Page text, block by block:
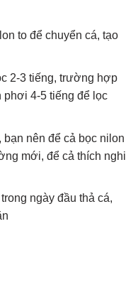
to để chuyển cá, tạo
2-3 tiếng, trường hợp
phơi 4-5 tiếng để lọc
nên để cả bọc nilon
mới, để cả thích nghi
ngày đầu thả cá,